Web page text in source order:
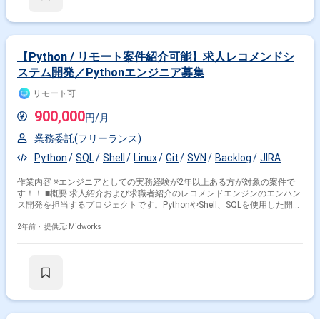
【Python / リモート案件紹介可能】求人レコメンドシ
ステム開発／Pythonエンジニア募集
リモート可
900,000円/月
業務委託(フリーランス)
Python
SQL Shell Linux Git SVN Backlog JIRA
作業内容 ※エンジニアとしての実務経験が2年以上ある方が対象の案件で
す！！ ■概要 求人紹介および求職者紹介のレコメンドエンジンのエンハン
ス開発を担当するプロジェクトです。PythonやShell、SQLを使用した開発
で一貫して関わります。また、DevOps関連の新技術検証や、ビッグデー
よびShellスクリプトの活用 ・SQLを使用したデータ抽出および加工作業
2年前・ 提供元: Midworks